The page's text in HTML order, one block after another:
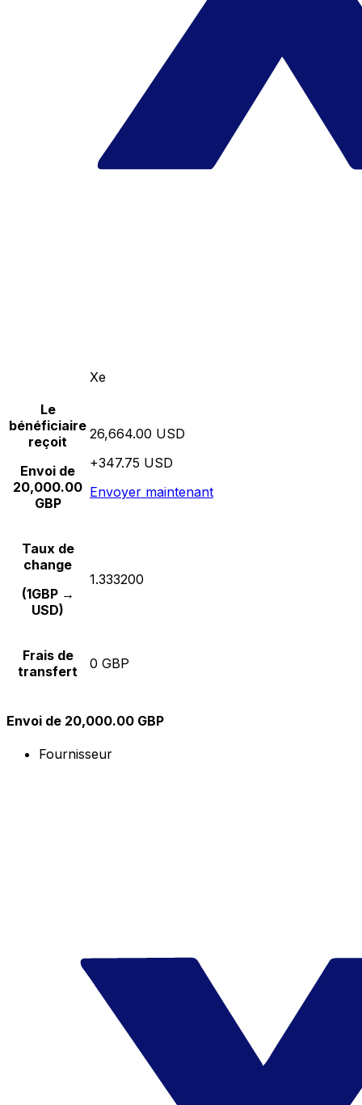
Xe
Le
bénéficiaire
reçoit
Envoi de
20,000.00
GBP
26,664.00 USD
+347.75 USD
Envoyer maintenant
Taux de
change
(1GBP →
USD)
1.333200
Frais de
transfert
0 GBP
Envoi de 20,000.00 GBP
Fournisseur